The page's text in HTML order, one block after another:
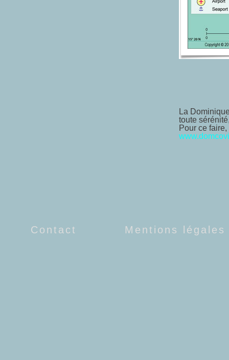
La
toute
Pour ce
Contact Mentions légales